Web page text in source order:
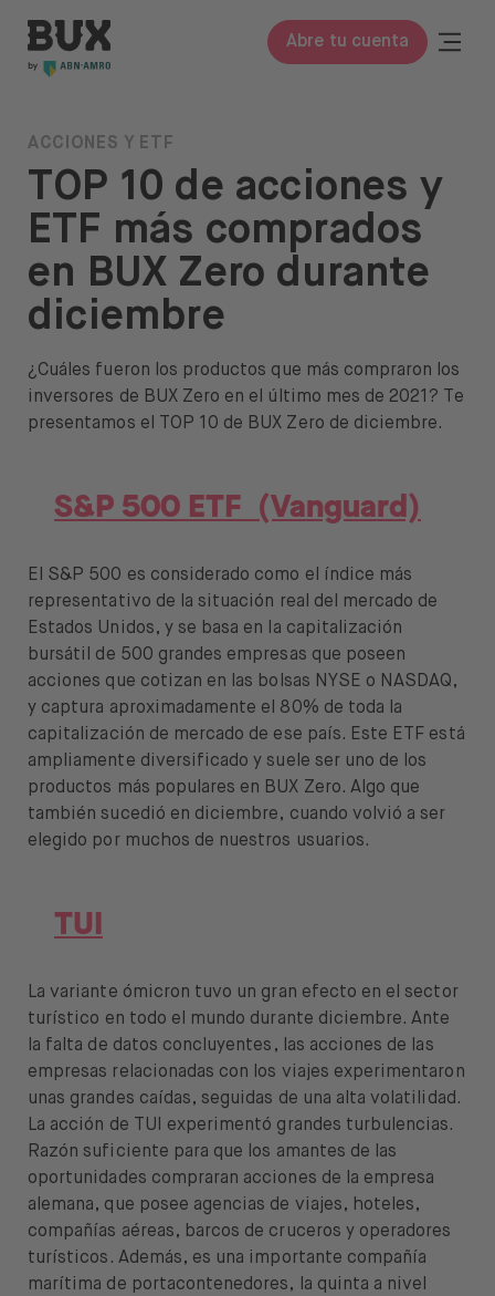
BUX | Haz más con tu dinero ES
Abre tu cuenta
BUX Prime
Tarifas
Conocimiento
Garantía y Seguridad
Somos BUX
ES
Abrir menú de idiomas
TOP 10 de acciones y
ETF más comprados
en BUX Zero durante
diciembre
ACCIONES Y ETF
¿Cuáles fueron los productos que más compraron los
inversores de BUX Zero en el último mes de 2021? Te
presentamos el TOP 10 de BUX Zero de diciembre.
S&P 500 ETF (Vanguard)
El S&P 500 es considerado como el índice más
representativo de la situación real del mercado de
Estados Unidos, y se basa en la capitalización
bursátil de 500 grandes empresas que poseen
acciones que cotizan en las bolsas NYSE o NASDAQ,
y captura aproximadamente el 80% de toda la
capitalización de mercado de ese país. Este ETF está
ampliamente diversificado y suele ser uno de los
productos más populares en BUX Zero. Algo que
también sucedió en diciembre, cuando volvió a ser
elegido por muchos de nuestros usuarios.
TUI
La variante ómicron tuvo un gran efecto en el sector
turístico en todo el mundo durante diciembre. Ante
la falta de datos concluyentes, las acciones de las
empresas relacionadas con los viajes experimentaron
unas grandes caídas, seguidas de una alta volatilidad.
La acción de TUI experimentó grandes turbulencias.
Razón suficiente para que los amantes de las
oportunidades compraran acciones de la empresa
alemana, que posee agencias de viajes, hoteles,
compañías aéreas, barcos de cruceros y operadores
turísticos. Además, es una importante compañía
marítima de portacontenedores, la quinta a nivel
Close